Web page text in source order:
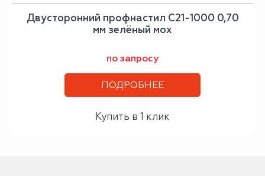
Двусторонний профнастил С21-1000 0,70
мм зелёный мох
по запросу
ПОДРОБНЕЕ
Купить в 1 клик